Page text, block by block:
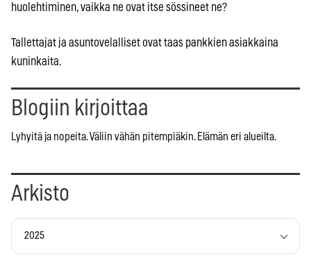
huolehtiminen, vaikka ne ovat itse sössineet ne?
Tallettajat ja asuntovelalliset ovat taas pankkien asiakkaina
kuninkaita.
Blogiin kirjoittaa
Lyhyitä ja nopeita. Väliin vähän pitempiäkin. Elämän eri alueilta.
Arkisto
2025